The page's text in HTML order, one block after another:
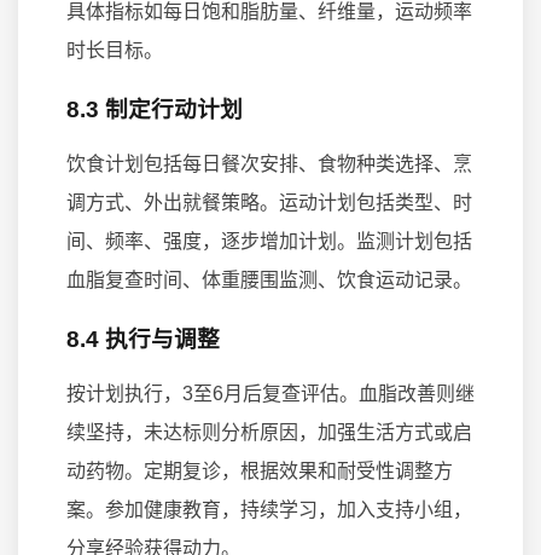
具体指标如每日饱和脂肪量、纤维量，运动频率
时长目标。
8.3 制定行动计划
饮食计划包括每日餐次安排、食物种类选择、烹
调方式、外出就餐策略。运动计划包括类型、时
间、频率、强度，逐步增加计划。监测计划包括
血脂复查时间、体重腰围监测、饮食运动记录。
8.4 执行与调整
按计划执行，3至6月后复查评估。血脂改善则继
续坚持，未达标则分析原因，加强生活方式或启
动药物。定期复诊，根据效果和耐受性调整方
案。参加健康教育，持续学习，加入支持小组，
分享经验获得动力。